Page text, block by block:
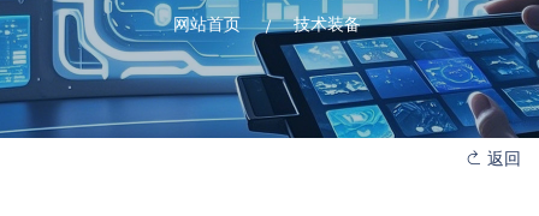
网站首页 技术装备
返回